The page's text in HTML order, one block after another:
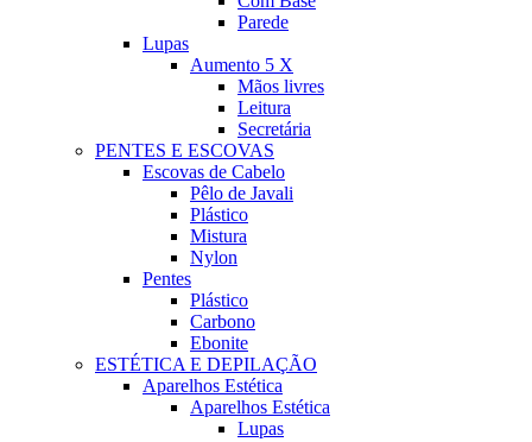
Parede
Lupas
Aumento 5 X
Mãos livres
Leitura
Secretária
PENTES E ESCOVAS
Escovas de Cabelo
Pêlo de Javali
Plástico
Mistura
Nylon
Pentes
Plástico
Carbono
Ebonite
ESTÉTICA E DEPILAÇÃO
Aparelhos Estética
Aparelhos Estética
Lupas